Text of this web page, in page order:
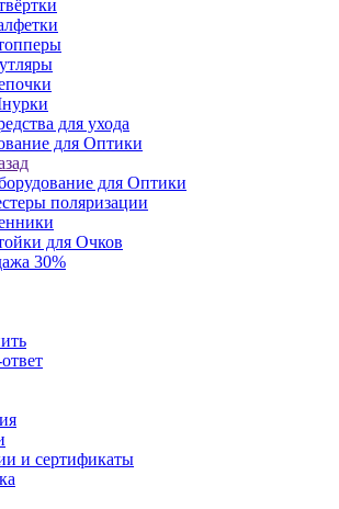
для ухода
для Оптики
для Оптики
поляризации
для Очков
30%
и сертификаты